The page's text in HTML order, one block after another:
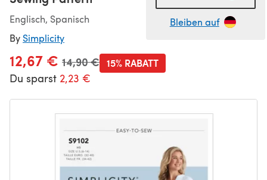
Bleiben auf
Englisch, Spanisch
By Simplicity
12,67 € Alter Preis
14,90 €
Du sparst 2,23 €
15% RABATT